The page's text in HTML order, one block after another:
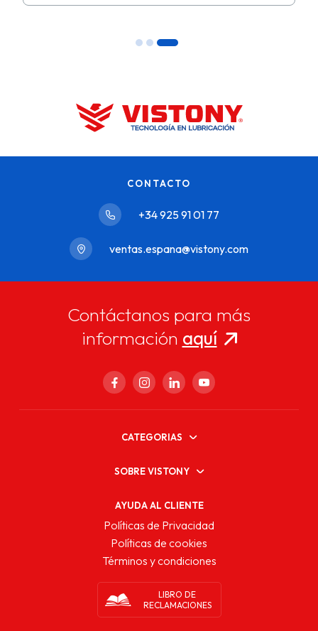
CONTACTO
+34 925 91 01 77
ventas.espana@vistony.com
Contáctanos para más
información aquí
CATEGORIAS
SOBRE VISTONY
AYUDA AL CLIENTE
Políticas de Privacidad
Políticas de cookies
Términos y condiciones
LIBRO DE
RECLAMACIONES